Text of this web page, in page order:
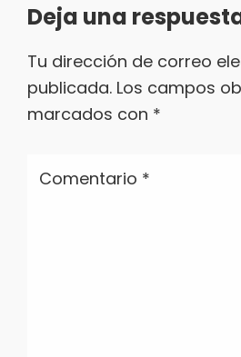
Interacciones
los
lectores
Deja una
Tu dirección de correo
publicada. Los campos
marcados con *